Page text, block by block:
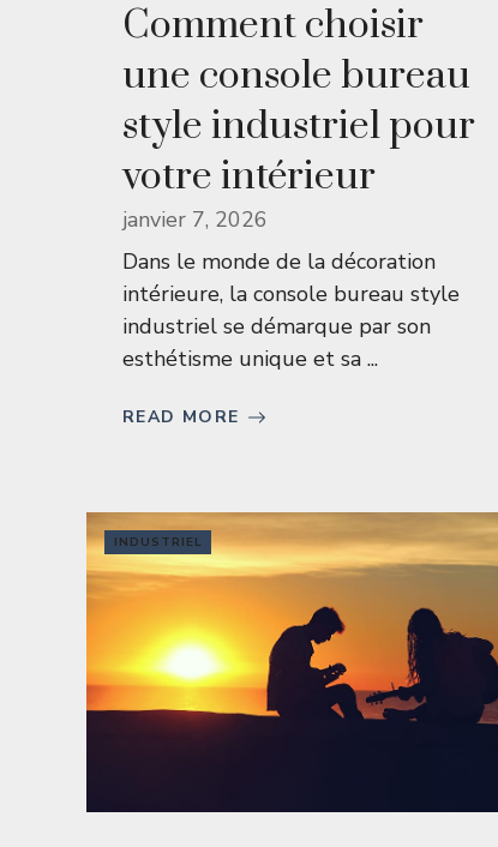
Comment choisir
une console bureau
style industriel pour
votre intérieur
janvier 7, 2026
Dans le monde de la décoration
intérieure, la console bureau style
industriel se démarque par son
esthétisme unique et sa ...
READ MORE
INDUSTRIEL